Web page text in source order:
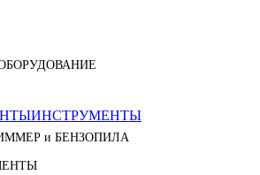
ИНСТРУМЕНТЫ
и БЕНЗОПИЛА